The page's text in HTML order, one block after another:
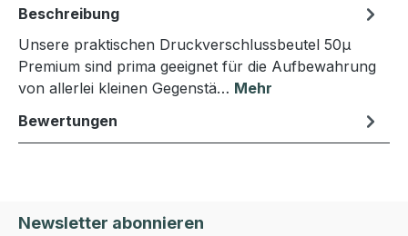
Beschreibung
Unsere praktischen Druckverschlussbeutel 50μ
Premium sind prima geeignet für die Aufbewahrung
von allerlei kleinen Gegenstä… Mehr
Bewertungen
Newsletter abonnieren